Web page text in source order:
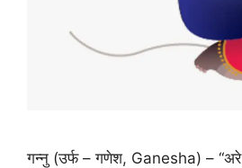
गन्नु (उर्फ – गणेश, Ganesha) – “अरे!